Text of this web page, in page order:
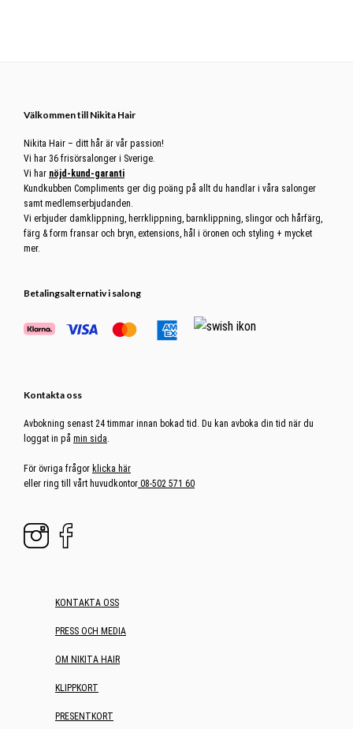
Footer
Välkommen till Nikita Hair
Nikita Hair – ditt hår är vår passion!
Vi har 36 frisörsalonger i Sverige.
Vi har nöjd-kund-garanti
Kundkubben Compliments ger dig poäng på allt du handlar i våra salonger
samt medlemserbjudanden.
Vi erbjuder damklippning, herrklippning, barnklippning, slingor och hårfärg,
färg & form fransar och bryn, extensions, hål i öronen och styling + mycket
mer.
Betalingsalternativ i salong
Kontakta oss
Avbokning senast 24 timmar innan bokad tid. Du kan avboka din tid när du
loggat in på min sida.
För övriga frågor klicka här
eller ring till vårt huvudkontor 08-502 571 60
KONTAKTA OSS
PRESS OCH MEDIA
OM NIKITA HAIR
KLIPPKORT
PRESENTKORT